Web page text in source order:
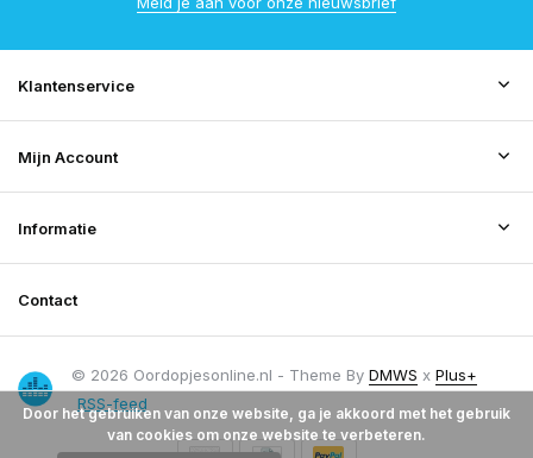
Klantenservice
Mijn Account
Informatie
Contact
© 2026 Oordopjesonline.nl - Theme By DMWS x Plus+
RSS-feed
Door het gebruiken van onze website, ga je akkoord met het gebruik
van cookies om onze website te verbeteren.